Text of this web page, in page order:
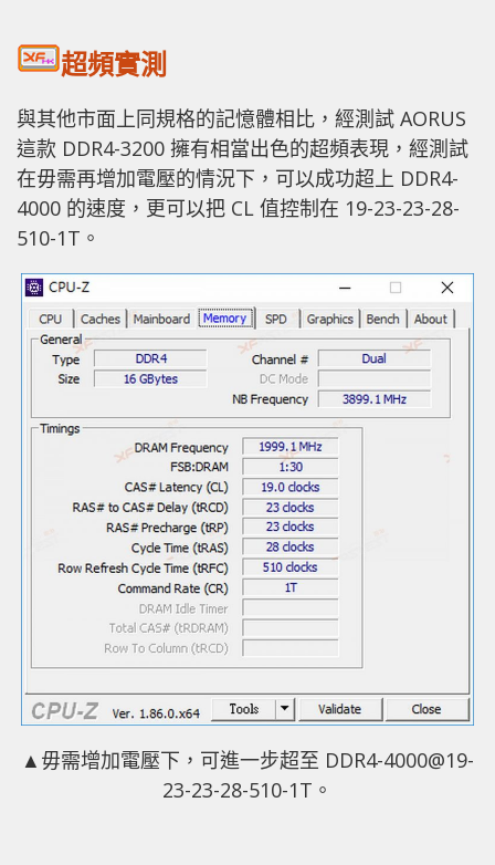
超頻實測
與其他市面上同規格的記憶體相比，經測試 AORUS
這款 DDR4-3200 擁有相當出色的超頻表現，經測試
在毋需再增加電壓的情況下，可以成功超上 DDR4-
4000 的速度，更可以把 CL 值控制在 19-23-23-28-
510-1T。
▲毋需增加電壓下，可進一步超至 DDR4-4000@19-
23-23-28-510-1T。